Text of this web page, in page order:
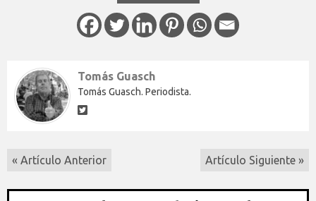
Tomás Guasch
Tomás Guasch. Periodista.
« Artículo Anterior Artículo Siguiente »